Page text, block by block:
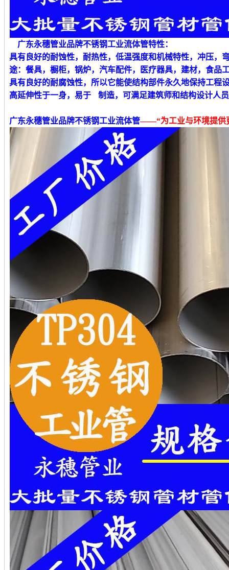
广东永穗管业品牌不锈钢工业流体管特性：
具有良好的耐蚀性，耐热性，低温强度和机械特性，冲压，
途：餐具，橱柜，锅炉，汽车配件，医疗器具，建材，食品
具有良好的耐腐蚀性，所以它能使结构部件永久地保持工程
高延伸性于一身，易于 制造，可满足建筑师和结构设计人
广东永穗管业品牌不锈钢工业流体管——“为工业与环境提供